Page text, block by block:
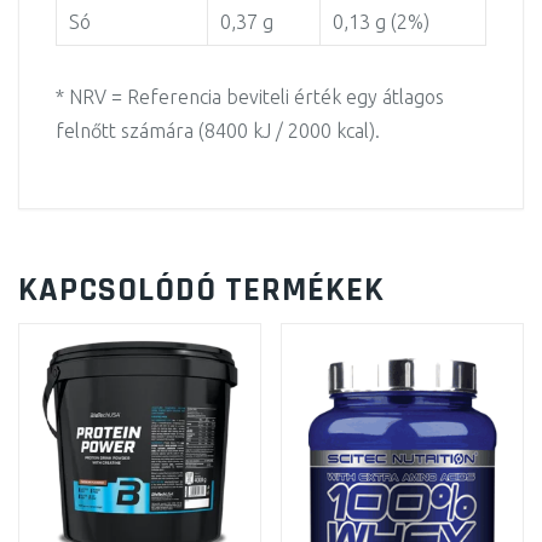
Só 0,37 g 0,13 g (2%)
* NRV = Referencia beviteli érték egy átlagos
felnőtt számára (8400 kJ / 2000 kcal).
KAPCSOLÓDÓ TERMÉKEK